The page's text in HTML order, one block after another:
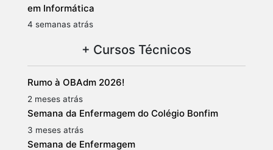
em Informática
4 semanas atrás
+ Cursos Técnicos
Rumo à OBAdm 2026!
2 meses atrás
Semana da Enfermagem do Colégio Bonfim
3 meses atrás
Semana de Enfermagem